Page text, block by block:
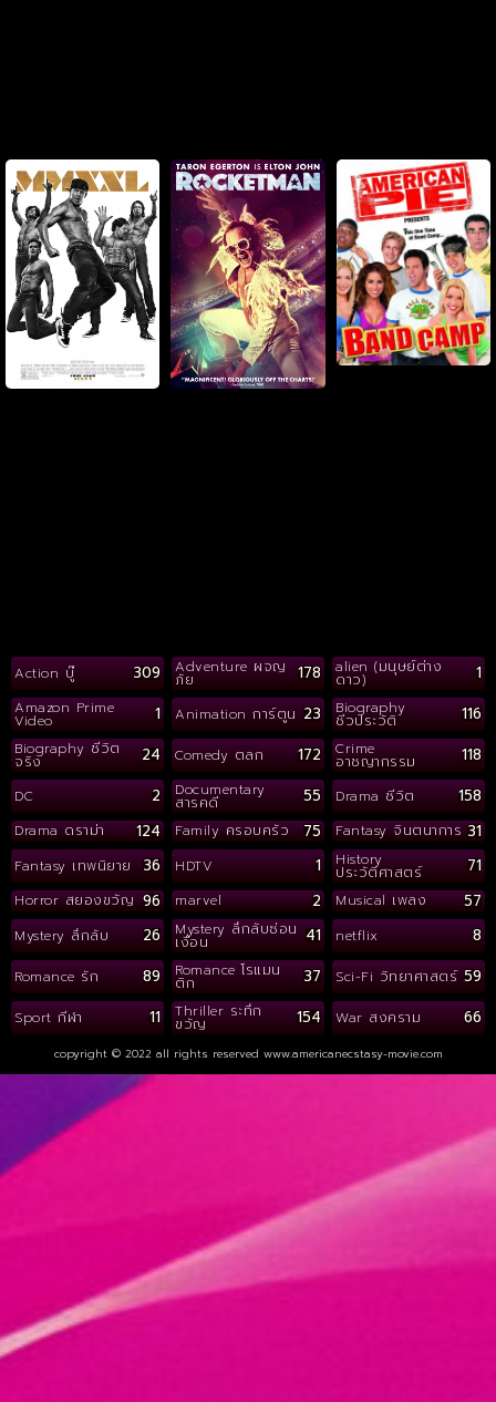
Action บู๊ 309 Adventure ผจญ
ภัย 178 alien (มนุษย์ต่าง
ดาว) 1
Amazon Prime
Video 1 Animation การ์ตูน 23 Biography
ชีวประวัติ 116
Biography ชีวิต
จริง 24 Comedy ตลก 172 Crime
อาชญากรรม 118
DC 2 Documentary
สารคดี 55 Drama ชีวิต 158
Drama ดราม่า 124 Family ครอบครัว 75 Fantasy จินตนาการ 31
Fantasy เทพนิยาย 36 HDTV 1 History
ประวัติศาสตร์ 71
Horror สยองขวัญ 96 marvel 2 Musical เพลง 57
Mystery ลึกลับ 26 Mystery ลึกลับซ่อน
เงื่อน 41 netflix 8
Romance รัก 89 Romance โรแมน
ติก 37 Sci-Fi วิทยาศาสตร์ 59
Sport กีฬา 11 Thriller ระทึก
ขวัญ 154 War สงคราม 66
copyright © 2022 all rights reserved www.americanecstasy-movie.com